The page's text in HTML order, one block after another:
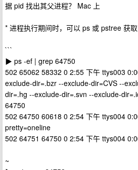
据 pid 找出其父进程？ Mac 上
* 进程执行期间时，可以 ps 或 pstree 获取
```
▶ ps -ef | grep 64750
502 65062 58332 0 2:55 下午 ttys003
exclude-dir=.bzr --exclude-dir=CVS --
dir=.hg --exclude-dir=.svn --exclude-
64750
502 64750 60618 0 2:54 下午 ttys004
pretty=oneline
502 64751 64750 0 2:54 下午 ttys004
~